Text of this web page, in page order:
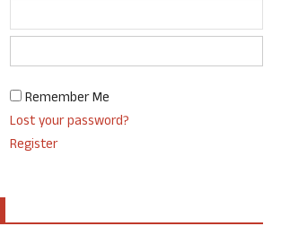
Remember Me
Lost your password?
Register